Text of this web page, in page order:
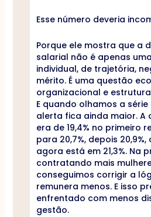
Esse número deveria
Porque ele mostra que a
salarial não é apenas
individual, de trajetória,
mérito. É uma questão
organizacional e
E quando olhamos a
alerta fica ainda maior. A
era de 19,4% no primeiro
para 20,7%, depois 20,9%,
agora está em 21,3%. Na
contratando mais
conseguimos corrigir a
remunera menos. E isso
enfrentado com menos
gestão.